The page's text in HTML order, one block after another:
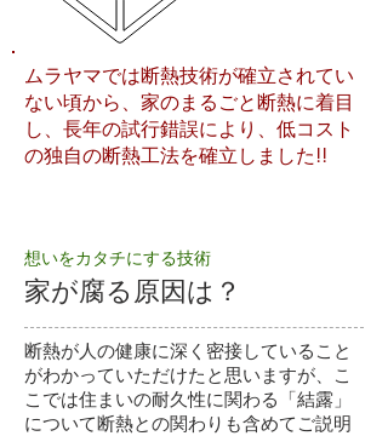
ムラヤマでは断熱技術が確立されてい
ない頃から、家のまるごと断熱に着目
し、長年の試行錯誤により、低コスト
の独自の断熱工法を確立しました!!
想いをカタチにする技術
家が腐る原因は？
断熱が人の健康に深く密接していること
がわかっていただけたと思いますが、こ
こでは住まいの耐久性に関わる「結露」
について断熱との関わりも含めてご説明